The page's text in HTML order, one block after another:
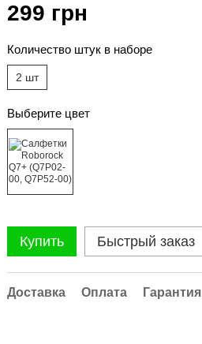
299 грн
Количество штук в наборе
2 шт
Выберите цвет
Купить Быстрый заказ
Доставка Оплата Гарантия